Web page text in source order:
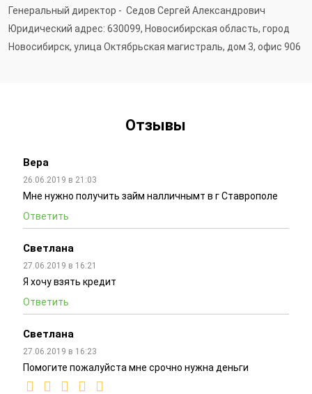
Генеральный директор - Седов Сергей Александрович
Юридический адрес: 630099, Новосибирская область, город
Новосибирск, улица Октябрьская магистраль, дом 3, офис 906
Отзывы
Вера
26.06.2019 в 21:03
Мне нужно получить займ налличнымт в г Ставрополе
Ответить
Светлана
27.06.2019 в 16:21
Я хочу взять кредит
Ответить
Светлана
27.06.2019 в 16:23
Помогите пожалуйста мне срочно нужна деньги